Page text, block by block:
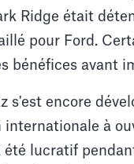
Ridge était
pour Ford.
bénéfices avant
s'est encore
internationale à
lucratif